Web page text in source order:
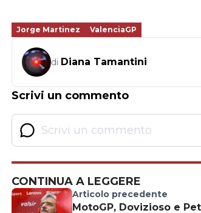
Jorge Martinez ValenciaGP
di Diana Tamantini
Scrivi un commento
CONTINUA A LEGGERE
Articolo precedente
MotoGP, Dovizioso e